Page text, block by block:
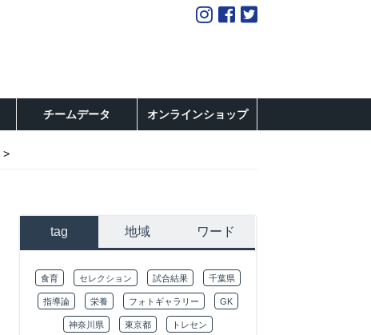
チームデータ オンラインショップ
tag 地域 ワード
食育 セレクション 試合結果 千葉県
指導論 栄養 フォトギャラリー GK
神奈川県 東京都 トレセン